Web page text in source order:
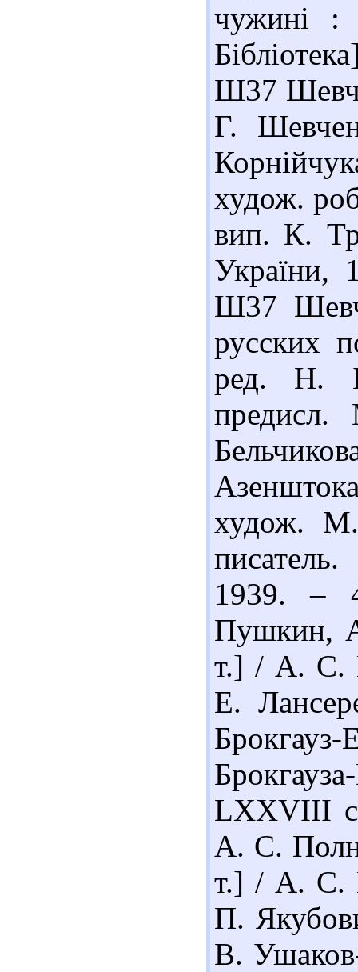
чужині :
Ш37
Г.
худож.
вип. К.
України,
Ш37
русских
ред. Н.
худож.
1939. –
Пушкин,
т.] / А. С.
Е.
LXXVIII
А. С.
т.] / А. С.
П.
В.